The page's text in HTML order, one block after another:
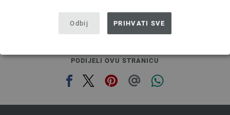
Odbij PRIHVATI SVE
PODIJELI OVU STRANICU